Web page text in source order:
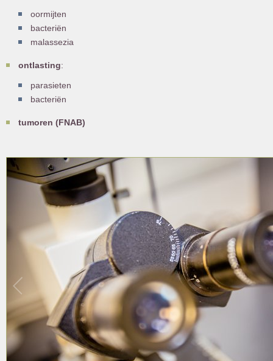
oormijten
bacteriën
malassezia
ontlasting:
parasieten
bacteriën
tumoren (FNAB)